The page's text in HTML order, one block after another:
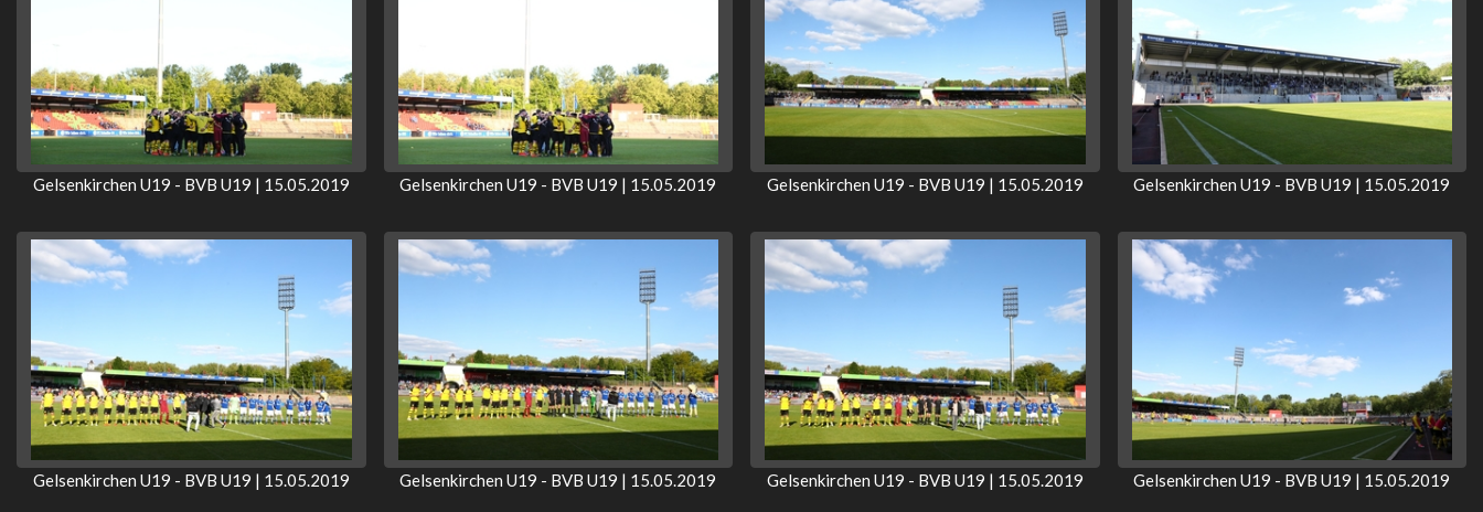
Gelsenkirchen U19 - BVB U19 | 15.05.2019 Gelsenkirchen U19 - BVB U19 | 15.05.2019 Gelsenkirchen U19 - BVB U19 | 15.05.2019 Gelsenkirchen U19 - BVB U19 | 15.05.2019
Gelsenkirchen U19 - BVB U19 | 15.05.2019 Gelsenkirchen U19 - BVB U19 | 15.05.2019 Gelsenkirchen U19 - BVB U19 | 15.05.2019 Gelsenkirchen U19 - BVB U19 | 15.05.2019